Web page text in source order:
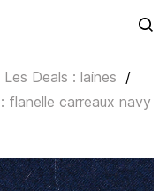
Les Deals : laines /
flanelle carreaux navy